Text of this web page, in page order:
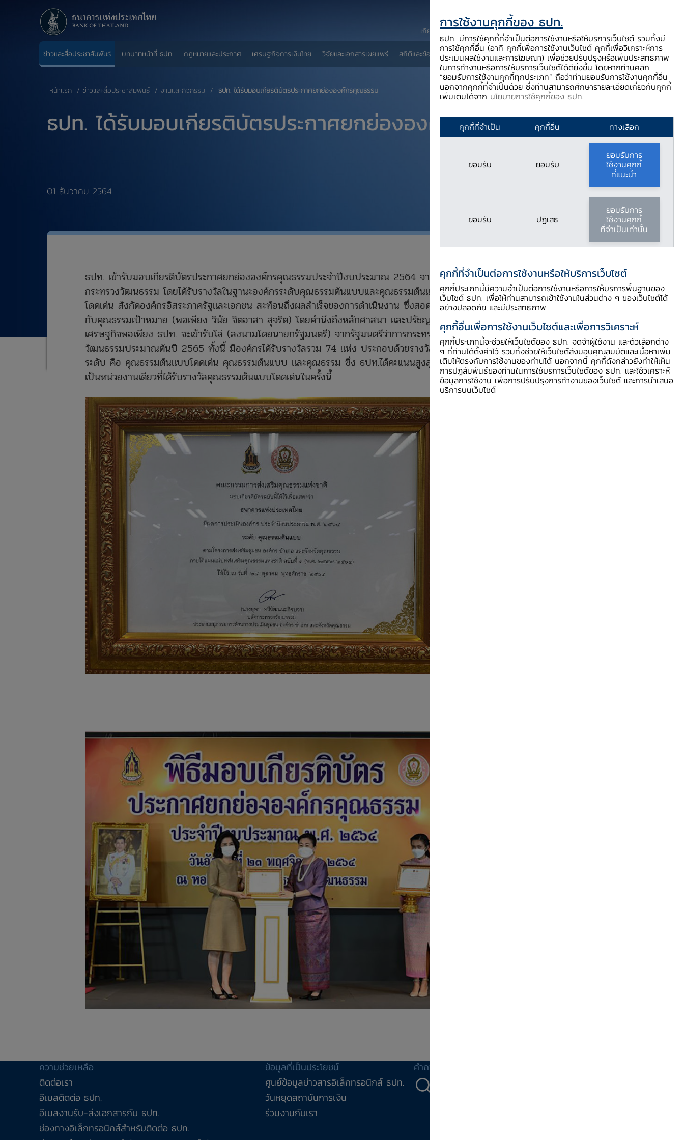
ข่าวและสื่อประชาสัมพันธ์ บทบาทหน้าที่ ธปท. กฎหมายและประกาศ เศรษฐกิจการเงินไทย วิจัยและเอกสารเผยแพร่ สถิติและข้อมูลเผยแพร่ บริการจาก ธปท. นวัตกรรมภาคการเงิน สตางค์ Story
เกี่ยวกับ ธปท. ติดต่อเรา ช่วยเหลือ / ร้องเรียน EN
หน้าแรก ข่าวและสื่อประชาสัมพันธ์ งานและกิจกรรม ​ ธปท. ได้รับมอบเกียรติบัตรประกาศยกย่ององค์กรคุณธรรม
ธปท. ได้รับมอบเกียรติบัตรประกาศยกย่ององค์กรคุณธรรม
01 ธันวาคม 2564
ธปท. เข้ารับมอบเกียรติบัตรประกาศยกย่ององค์กรคุณธรรมประจำปีงบประมาณ 2564 จากปลัด
กระทรวงวัฒนธรรม โดยได้รับรางวัลในฐานะองค์กรระดับคุณธรรมต้นแบบและคุณธรรมต้นแบบ
โดดเด่น สังกัดองค์กรอิสระภาครัฐและเอกชน สะท้อนถึงผลสำเร็จของการดำเนินงาน ซึ่งสอดคล้อง
กับคุณธรรมเป้าหมาย (พอเพียง วินัย จิตอาสา สุจริต) โดยคำนึงถึงหลักศาสนา และปรัชญา
เศรษฐกิจพอเพียง ธปท. จะเข้ารับโล่ (ลงนามโดยนายกรัฐมนตรี) จากรัฐมนตรีว่าการกระทรวง
วัฒนธรรมประมาณต้นปี 2565 ทั้งนี้ มีองค์กรได้รับรางวัลรวม 74 แห่ง ประกอบด้วยรางวัล 3
ระดับ คือ คุณธรรมต้นแบบโดดเด่น คุณธรรมต้นแบบ และคุณธรรม ซึ่ง ธปท.ได้คะแนนสูงสุดและ
เป็นหน่วยงานเดียวที่ได้รับรางวัลคุณธรรมต้นแบบโดดเด่นในครั้งนี้
ความช่วยเหลือ
ติดต่อเรา
อีเมลติดต่อ ธปท.
อีเมลงานรับ-ส่งเอกสารกับ ธปท.
ช่องทางอิเล็กทรอนิกส์สำหรับติดต่อ ธปท.
ข้อมูลที่เป็นประโยชน์
ศูนย์ข้อมูลข่าวสารอิเล็กทรอนิกส์ ธปท.
วันหยุดสถาบันการเงิน
ร่วมงานกับเรา
คำถาม-คำตอบ
การใช้งานคุกกี้ของ ธปท.
ธปท. มีการใช้คุกกี้ที่จำเป็นต่อการใช้งานหรือให้บริการเว็บไซต์ รวมทั้งมี
การใช้คุกกี้อื่น (อาทิ คุกกี้เพื่อการใช้งานเว็บไซต์ คุกกี้เพื่อวิเคราะห์การ
ประเมินผลใช้งานและการโฆษณา) เพื่อช่วยปรับปรุงหรือเพิ่มประสิทธิภาพ
ในการทำงานหรือการให้บริการเว็บไซต์ได้ดียิ่งขึ้น โดยหากท่านคลิก
“ยอมรับการใช้งานคุกกี้ทุกประเภท” ถือว่าท่านยอมรับการใช้งานคุกกี้อื่น
นอกจากคุกกี้ที่จำเป็นด้วย ซึ่งท่านสามารถศึกษารายละเอียดเกี่ยวกับคุกกี้
เพิ่มเติมได้จาก นโยบายการใช้คุกกี้ของ ธปท.
คุกกี้ที่จำเป็น คุกกี้อื่น ทางเลือก
ยอมรับ ยอมรับ
ยอมรับการ
ใช้งานคุกกี้
ที่แนะนำ
ยอมรับ ปฏิเสธ
ยอมรับการ
ใช้งานคุกกี้
ที่จำเป็นเท่านั้น
คุกกี้ที่จำเป็นต่อการใช้งานหรือให้บริการเว็บไซต์
คุกกี้ประเภทนี้มีความจำเป็นต่อการใช้งานหรือการให้บริการพื้นฐานของ
เว็บไซต์ ธปท. เพื่อให้ท่านสามารถเข้าใช้งานในส่วนต่าง ๆ ของเว็บไซต์ได้
อย่างปลอดภัย และมีประสิทธิภาพ
คุกกี้อื่นเพื่อการใช้งานเว็บไซต์และเพื่อการวิเคราะห์
คุกกี้ประเภทนี้จะช่วยให้เว็บไซต์ของ ธปท. จดจำผู้ใช้งาน และตัวเลือกต่าง
ๆ ที่ท่านได้ตั้งค่าไว้ รวมทั้งช่วยให้เว็บไซต์ส่งมอบคุณสมบัติและเนื้อหาเพิ่ม
เติมให้ตรงกับการใช้งานของท่านได้ นอกจากนี้ คุกกี้ดังกล่าวยังทำให้เห็น
การปฏิสัมพันธ์ของท่านในการใช้บริการเว็บไซต์ของ ธปท. และใช้วิเคราะห์
ข้อมูลการใช้งาน เพื่อการปรับปรุงการทำงานของเว็บไซต์ และการนำเสนอ
บริการบนเว็บไซต์